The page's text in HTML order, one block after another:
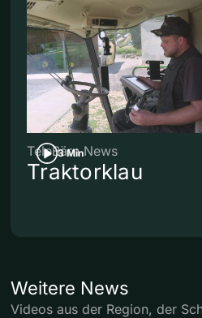
3 Min
TeleBärn News
Traktorklau
Weitere News
Videos aus der Region, der